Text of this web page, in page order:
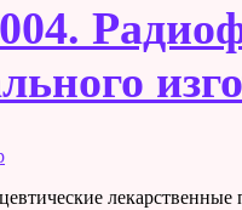
лекарственные